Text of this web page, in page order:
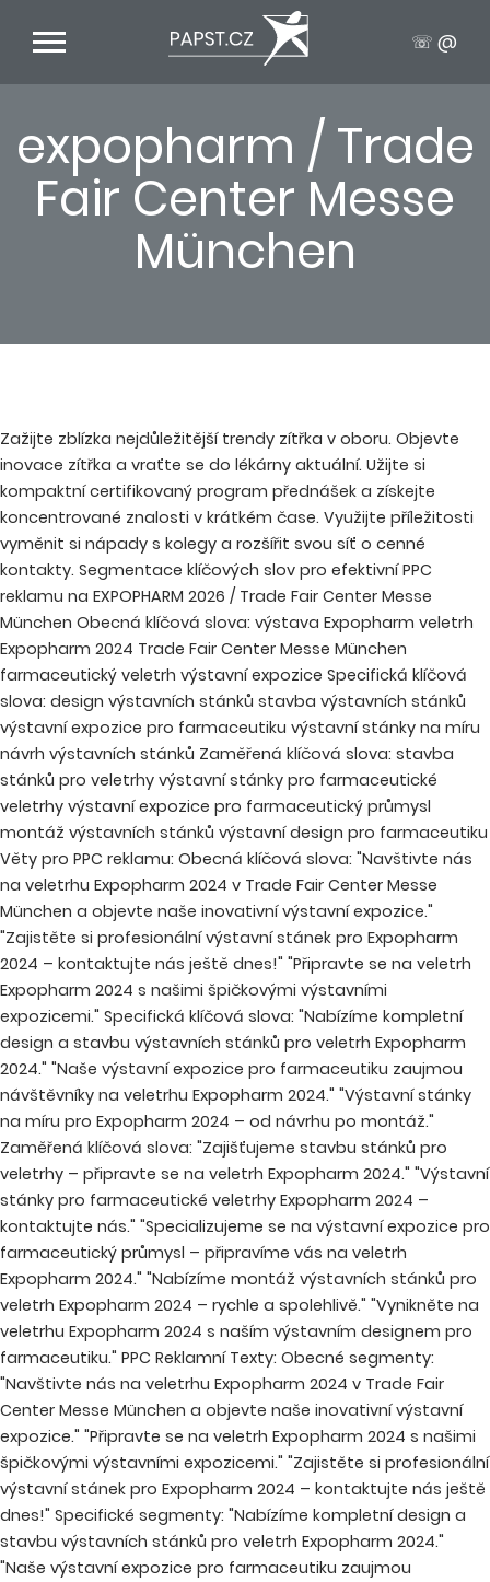
☏ @
expopharm / Trade
Fair Center Messe
München
Zažijte zblízka nejdůležitější trendy zítřka v oboru. Objevte
inovace zítřka a vraťte se do lékárny aktuální. Užijte si
kompaktní certifikovaný program přednášek a získejte
koncentrované znalosti v krátkém čase. Využijte příležitosti
vyměnit si nápady s kolegy a rozšířit svou síť o cenné
kontakty. Segmentace klíčových slov pro efektivní PPC
reklamu na EXPOPHARM 2026 / Trade Fair Center Messe
München Obecná klíčová slova: výstava Expopharm veletrh
Expopharm 2024 Trade Fair Center Messe München
farmaceutický veletrh výstavní expozice Specifická klíčová
slova: design výstavních stánků stavba výstavních stánků
výstavní expozice pro farmaceutiku výstavní stánky na míru
návrh výstavních stánků Zaměřená klíčová slova: stavba
stánků pro veletrhy výstavní stánky pro farmaceutické
veletrhy výstavní expozice pro farmaceutický průmysl
montáž výstavních stánků výstavní design pro farmaceutiku
Věty pro PPC reklamu: Obecná klíčová slova: "Navštivte nás
na veletrhu Expopharm 2024 v Trade Fair Center Messe
München a objevte naše inovativní výstavní expozice."
"Zajistěte si profesionální výstavní stánek pro Expopharm
2024 – kontaktujte nás ještě dnes!" "Připravte se na veletrh
Expopharm 2024 s našimi špičkovými výstavními
expozicemi." Specifická klíčová slova: "Nabízíme kompletní
design a stavbu výstavních stánků pro veletrh Expopharm
2024." "Naše výstavní expozice pro farmaceutiku zaujmou
návštěvníky na veletrhu Expopharm 2024." "Výstavní stánky
na míru pro Expopharm 2024 – od návrhu po montáž."
Zaměřená klíčová slova: "Zajišťujeme stavbu stánků pro
veletrhy – připravte se na veletrh Expopharm 2024." "Výstavní
stánky pro farmaceutické veletrhy Expopharm 2024 –
kontaktujte nás." "Specializujeme se na výstavní expozice pro
farmaceutický průmysl – připravíme vás na veletrh
Expopharm 2024." "Nabízíme montáž výstavních stánků pro
veletrh Expopharm 2024 – rychle a spolehlivě." "Vynikněte na
veletrhu Expopharm 2024 s naším výstavním designem pro
farmaceutiku." PPC Reklamní Texty: Obecné segmenty:
"Navštivte nás na veletrhu Expopharm 2024 v Trade Fair
Center Messe München a objevte naše inovativní výstavní
expozice." "Připravte se na veletrh Expopharm 2024 s našimi
špičkovými výstavními expozicemi." "Zajistěte si profesionální
výstavní stánek pro Expopharm 2024 – kontaktujte nás ještě
dnes!" Specifické segmenty: "Nabízíme kompletní design a
stavbu výstavních stánků pro veletrh Expopharm 2024."
"Naše výstavní expozice pro farmaceutiku zaujmou